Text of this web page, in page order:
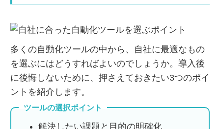
多くの自動化ツールの中から、自社に最適なもの
を選ぶにはどうすればよいのでしょうか。導入後
に後悔しないために、押さえておきたい3つのポイ
ントを紹介します。
ツールの選択ポイント
解決したい課題と目的の明確化